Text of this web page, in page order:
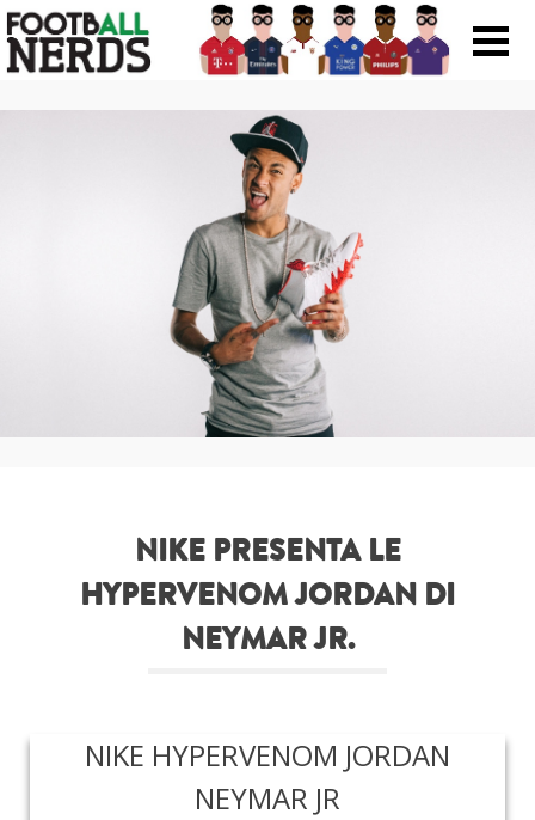
Search
Scarpe
Maglie
Accessori
Magazine Roba Da Nerds
Test
NIKE PRESENTA LE
HYPERVENOM JORDAN DI
NEYMAR JR.
NIKE HYPERVENOM JORDAN
NEYMAR JR